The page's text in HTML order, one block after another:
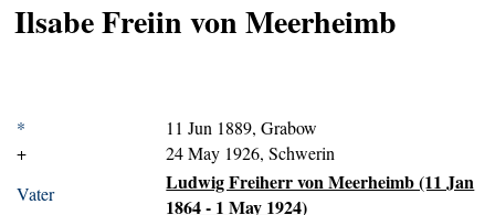
Ilsabe Freiin von Meerheimb
*
11 Jun 1889, Grabow
+
24 May 1926, Schwerin
Vater
Ludwig Freiherr von Meerheimb (11 Jan
1864 - 1 May 1924)